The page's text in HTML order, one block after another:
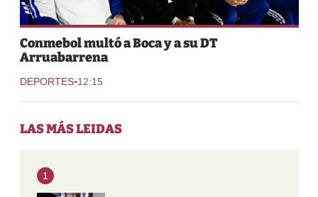
Conmebol multó a Boca y a su DT
Arruabarrena
DEPORTES-12:15
LAS MÁS LEIDAS
1